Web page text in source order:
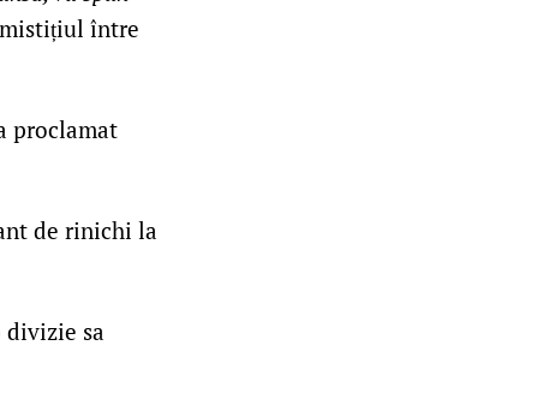
între
proclamat
de rinichi la
sa